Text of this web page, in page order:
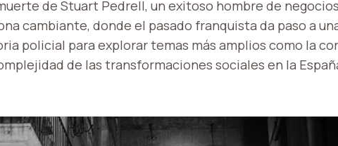
de Stuart Pedrell, un exitoso hombre de
cambiante, donde el pasado franquista da paso a
policial para explorar temas más amplios como la
de las transformaciones sociales en la